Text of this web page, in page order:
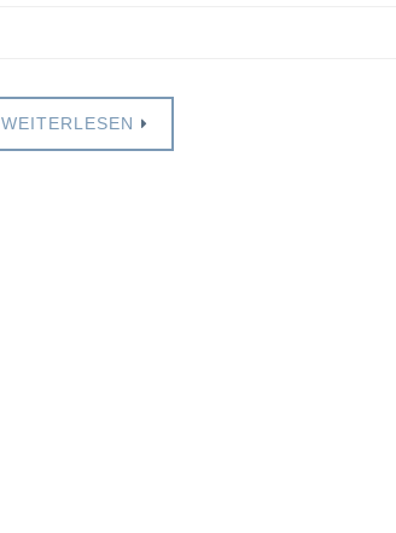
WEITERLESEN